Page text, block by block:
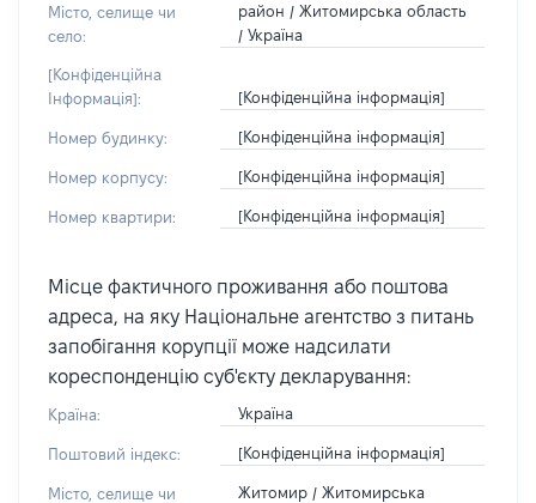
Місто, селище чи
село:
район / Житомирська область
/ Україна
[Конфіденційна
Інформація]:
[Конфіденційна інформація]
Номер будинку: [Конфіденційна інформація]
Номер корпусу: [Конфіденційна інформація]
Номер квартири: [Конфіденційна інформація]
Місце фактичного проживання або поштова
адреса, на яку Національне агентство з питань
запобігання корупції може надсилати
кореспонденцію суб'єкту декларування:
Країна: Україна
Поштовий індекс: [Конфіденційна інформація]
Місто, селище чи
Житомир / Житомирська